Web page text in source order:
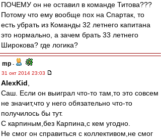
ПОЧЕМУ он не оставил в команде Титова???
Потому что ему вообще пох на Спартак, то
есть убрать из Команды 32 летнего капитана
это нормально, а зачем брать 33 летнего
Широкова? где логика?
mp -
31 окт 2014 23:03
AlexKid
Саш. Если он выиграл что-то там,то это совсем
не значит,что у него обязательно что-то
получилось бы тут.
С карпиным,без Карпина,с кем угодно.
Не смог он справиться с коллективом,не смог